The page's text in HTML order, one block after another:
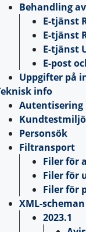
Behandling
E-tjänst
E-tjänst
E-tjänst
E-post
Uppgifter på
info
Autentisering
Personsök
Filtransport
Filer för
Filer för
Filer för
XML-scheman
2023.1